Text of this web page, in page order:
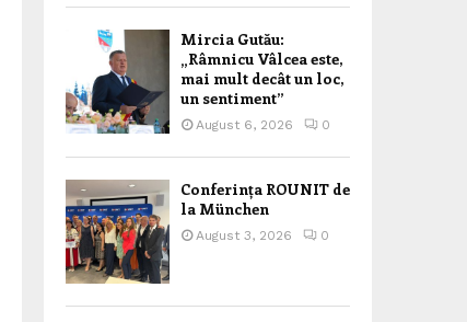
Mircia Gutău:
„Râmnicu Vâlcea este,
mai mult decât un loc,
un sentiment”
August 6, 2026 0
Conferința ROUNIT de
la München
August 3, 2026 0